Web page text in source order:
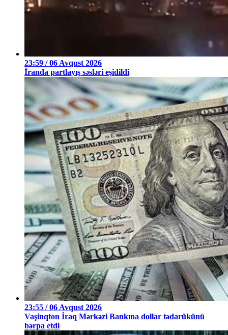
23:59 / 06 Avqust 2026
İranda partlayış səsləri eşidildi
23:55 / 06 Avqust 2026
Vaşinqton İraq Mərkəzi Bankına dollar tədarükünü
bərpa etdi